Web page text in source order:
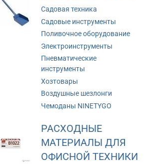
Садовая техника
Садовые инструменты
Поливочное оборудование
Электроинструменты
Пневматические
инструменты
Хозтовары
Воздушные шезлонги
Чемоданы NINETYGO
РАСХОДНЫЕ
МАТЕРИАЛЫ ДЛЯ
ОФИСНОЙ ТЕХНИКИ